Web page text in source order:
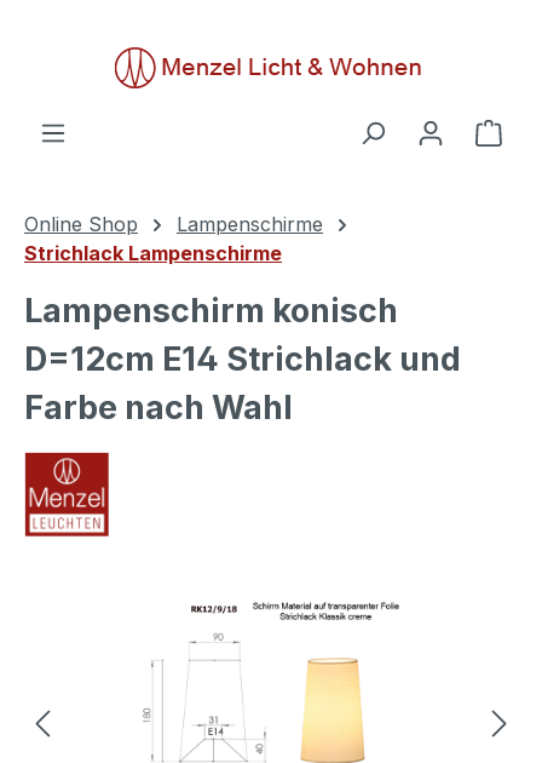
Online Shop
Lampenschirme
Strichlack Lampenschirme
Lampenschirm konisch
D=12cm E14 Strichlack und
Farbe nach Wahl
Bildergalerie überspringen